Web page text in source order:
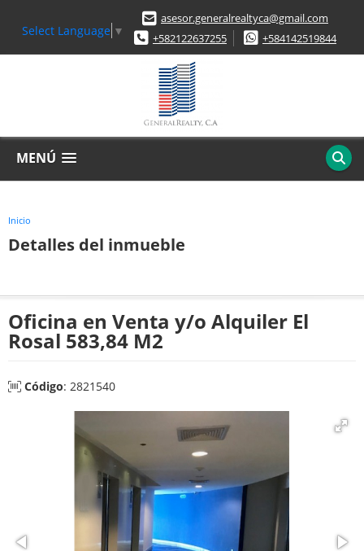
Select Language ▼
asesor.generalrealtyca@gmail.com
+582122637255
+584142519844
MENÚ
Inicio
Detalles del inmueble
Oficina en Venta y/o Alquiler El
Rosal 583,84 M2
Código: 2821540